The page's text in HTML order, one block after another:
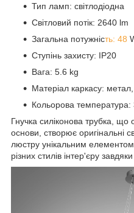
Тип ламп: світлодіодна
Світловий потік: 2640 lm
Загальна потужність: 48
Ступінь захисту: IP20
Вага: 5.6 kg
Матеріал каркасу:
Кольорова температура:
Гнучка силіконова трубка, що
основи, створює оригінальні
люстру унікальним
різних стилів інтер'єру